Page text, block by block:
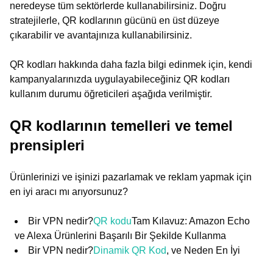
neredeyse tüm sektörlerde kullanabilirsiniz. Doğru
stratejilerle, QR kodlarının gücünü en üst düzeye
çıkarabilir ve avantajınıza kullanabilirsiniz.
QR kodları hakkında daha fazla bilgi edinmek için, kendi
kampanyalarınızda uygulayabileceğiniz QR kodları
kullanım durumu öğreticileri aşağıda verilmiştir.
QR kodlarının temelleri ve temel
prensipleri
Ürünlerinizi ve işinizi pazarlamak ve reklam yapmak için
en iyi aracı mı arıyorsunuz?
Bir VPN nedir?QR koduTam Kılavuz: Amazon Echo
ve Alexa Ürünlerini Başarılı Bir Şekilde Kullanma
Bir VPN nedir?Dinamik QR Kod, ve Neden En İyi